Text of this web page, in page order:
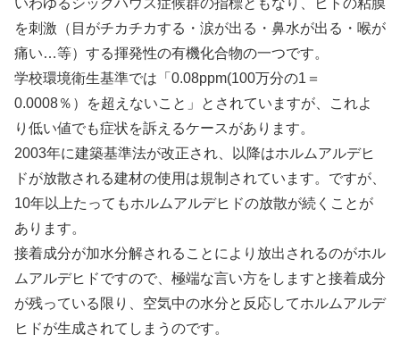
を刺激（目がチカチカする・涙が出る・鼻水が出る・喉が
痛い…等）する揮発性の有機化合物の一つです。
学校環境衛生基準では「0.08ppm(100万分の1＝
0.0008％）を超えないこと」とされていますが、これよ
り低い値でも症状を訴えるケースがあります。
2003年に建築基準法が改正され、以降はホルムアルデヒ
ドが放散される建材の使用は規制されています。ですが、
10年以上たってもホルムアルデヒドの放散が続くことが
あります。
接着成分が加水分解されることにより放出されるのがホル
ムアルデヒドですので、極端な言い方をしますと接着成分
が残っている限り、空気中の水分と反応してホルムアルデ
ヒドが生成されてしまうのです。